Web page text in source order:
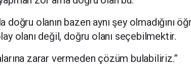
doğru olanın bazen aynı şey olmadığını
olanı değil, doğru olanı seçebilmektir.
zarar vermeden çözüm bulabiliriz.”